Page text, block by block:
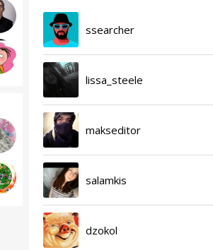
ssearcher
lissa_steele
makseditor
salamkis
dzokol